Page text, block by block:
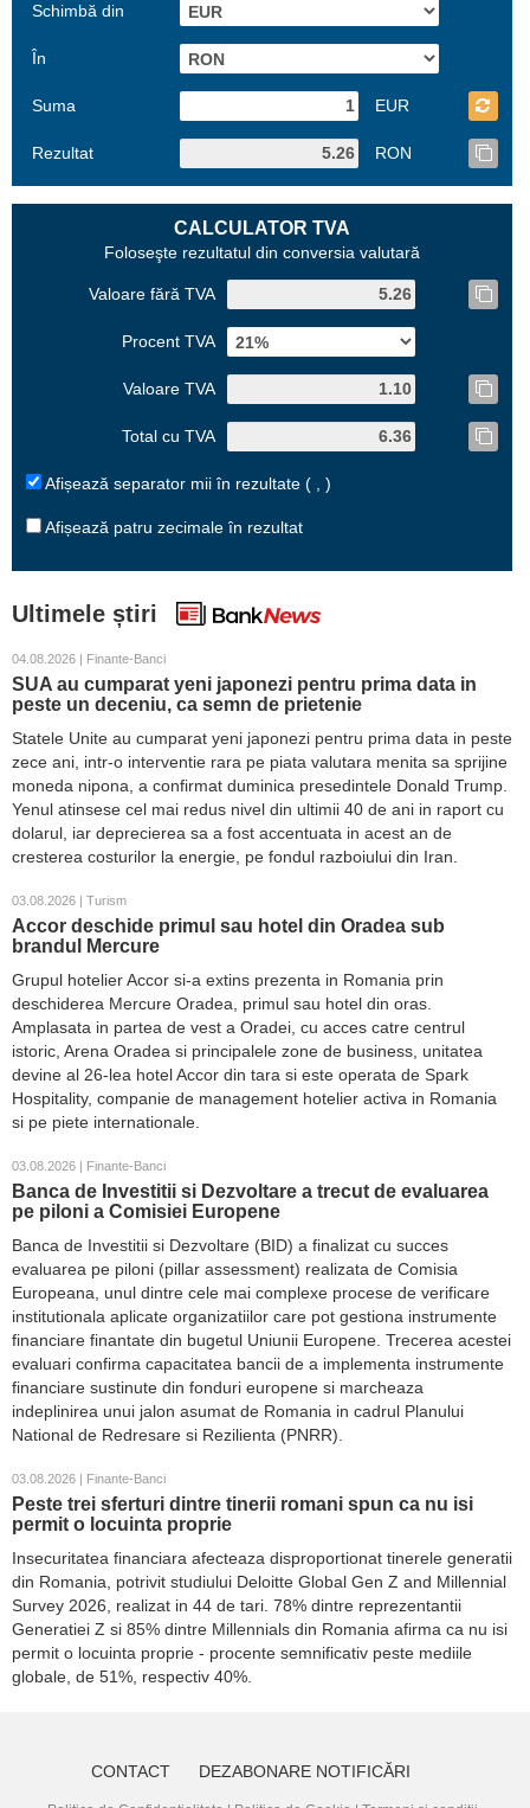
Schimbă din
În
Suma EUR
Rezultat RON
CALCULATOR TVA
Foloseşte rezultatul din conversia valutară
Valoare fără TVA
Procent TVA
Valoare TVA
Total cu TVA
Afișează separator mii în rezultate ( , )
Afișează patru zecimale în rezultat
Ultimele știri
04.08.2026 | Finante-Banci
SUA au cumparat yeni japonezi pentru prima data in
peste un deceniu, ca semn de prietenie
Statele Unite au cumparat yeni japonezi pentru prima data in peste
zece ani, intr-o interventie rara pe piata valutara menita sa sprijine
moneda nipona, a confirmat duminica presedintele Donald Trump.
Yenul atinsese cel mai redus nivel din ultimii 40 de ani in raport cu
dolarul, iar deprecierea sa a fost accentuata in acest an de
cresterea costurilor la energie, pe fondul razboiului din Iran.
03.08.2026 | Turism
Accor deschide primul sau hotel din Oradea sub
brandul Mercure
Grupul hotelier Accor si-a extins prezenta in Romania prin
deschiderea Mercure Oradea, primul sau hotel din oras.
Amplasata in partea de vest a Oradei, cu acces catre centrul
istoric, Arena Oradea si principalele zone de business, unitatea
devine al 26-lea hotel Accor din tara si este operata de Spark
Hospitality, companie de management hotelier activa in Romania
si pe piete internationale.
03.08.2026 | Finante-Banci
Banca de Investitii si Dezvoltare a trecut de evaluarea
pe piloni a Comisiei Europene
Banca de Investitii si Dezvoltare (BID) a finalizat cu succes
evaluarea pe piloni (pillar assessment) realizata de Comisia
Europeana, unul dintre cele mai complexe procese de verificare
institutionala aplicate organizatiilor care pot gestiona instrumente
financiare finantate din bugetul Uniunii Europene. Trecerea acestei
evaluari confirma capacitatea bancii de a implementa instrumente
financiare sustinute din fonduri europene si marcheaza
indeplinirea unui jalon asumat de Romania in cadrul Planului
National de Redresare si Rezilienta (PNRR).
03.08.2026 | Finante-Banci
Peste trei sferturi dintre tinerii romani spun ca nu isi
permit o locuinta proprie
Insecuritatea financiara afecteaza disproportionat tinerele generatii
din Romania, potrivit studiului Deloitte Global Gen Z and Millennial
Survey 2026, realizat in 44 de tari. 78% dintre reprezentantii
Generatiei Z si 85% dintre Millennials din Romania afirma ca nu isi
permit o locuinta proprie - procente semnificativ peste mediile
globale, de 51%, respectiv 40%.
CONTACT DEZABONARE NOTIFICĂRI